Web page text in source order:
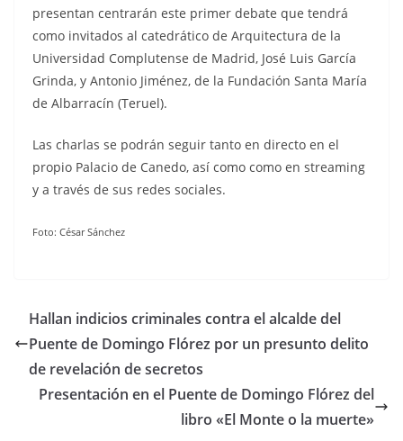
presentan centrarán este primer debate que tendrá
como invitados al catedrático de Arquitectura de la
Universidad Complutense de Madrid, José Luis García
Grinda, y Antonio Jiménez, de la Fundación Santa María
de Albarracín (Teruel).
Las charlas se podrán seguir tanto en directo en el
propio Palacio de Canedo, así como como en streaming
y a través de sus redes sociales.
Foto: César Sánchez
Hallan indicios criminales contra el alcalde del
Puente de Domingo Flórez por un presunto delito
de revelación de secretos
Presentación en el Puente de Domingo Flórez del
libro «El Monte o la muerte»